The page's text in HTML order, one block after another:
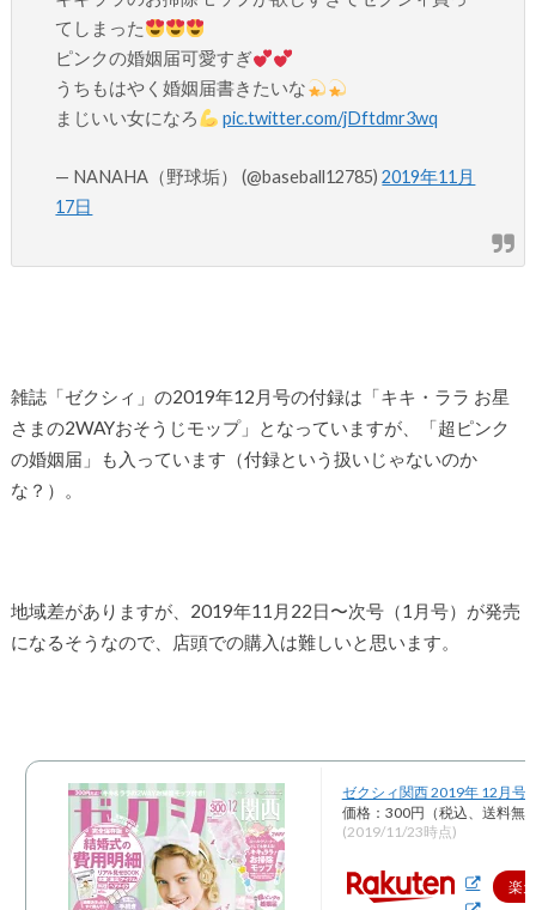
てしまった
ピンクの婚姻届可愛すぎ
うちもはやく婚姻届書きたいな
まじいい女になろ
pic.twitter.com/jDftdmr3wq
— NANAHA（野球垢） (@baseball12785)2019年11月
17日
雑誌「ゼクシィ」の2019年12月号の付録は「キキ・ララ お星
さまの2WAYおそうじモップ」となっていますが、「超ピンク
の婚姻届」も入っています（付録という扱いじゃないのか
な？）。
地域差がありますが、2019年11月22日〜次号（1月号）が発売
になるそうなので、店頭での購入は難しいと思います。
ゼクシィ関西 2019年 12月号
価格：300円（税込、送料無
(2019/11/23時点)
楽